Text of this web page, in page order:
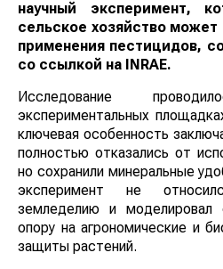
научный эксперимент,
сельское хозяйство
применения пестицидов,
со ссылкой на INRAE.
Исследование
экспериментальных
ключевая особенность
полностью отказались от
но сохранили минеральные
эксперимент не
земледелию и моделировал
опору на агрономические и
защиты растений.